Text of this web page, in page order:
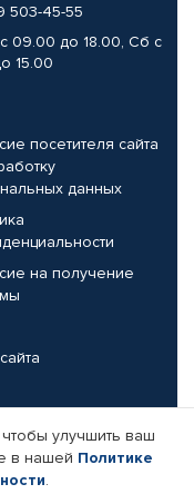
503-45-55
09.00 до 18.00, Сб с
15.00
посетителя сайта
данных
на получение
компании
улучшить ваш
в нашей Политике
.